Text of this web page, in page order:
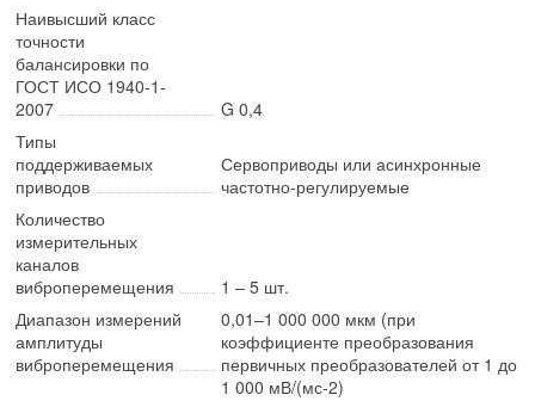
Наивысший класс
точности
балансировки по
ГОСТ ИСО 1940-1-
2007
G 0,4
Типы
поддерживаемых
приводов
Сервоприводы или асинхронные
частотно-регулируемые
Количество
измерительных
каналов
виброперемещения
1 – 5 шт.
Диапазон измерений
амплитуды
виброперемещения
0,01–1 000 000 мкм (при
коэффициенте преобразования
первичных преобразователей от 1 до
1 000 мВ/(мс-2)